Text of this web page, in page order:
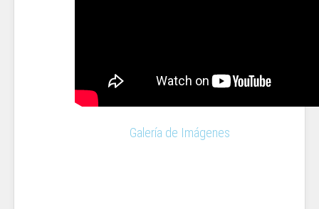
Galería de Imágenes